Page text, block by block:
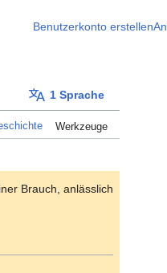
Benutzerkonto erstellen
1 Sprache
Werkzeuge
Brauch, anlässlich